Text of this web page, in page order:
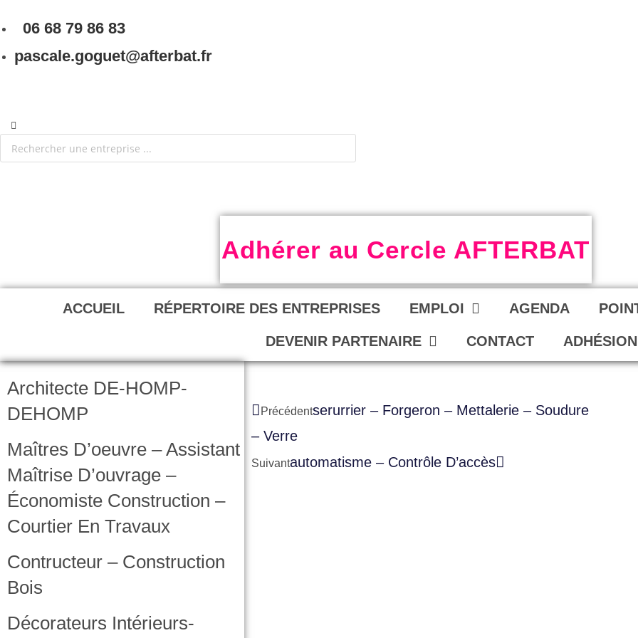
06 68 79 86 83
pascale.goguet@afterbat.fr
Adhérer au Cercle AFTERBAT
ACCUEIL RÉPERTOIRE DES ENTREPRISES EMPLOI AGENDA
DEVENIR PARTENAIRE CONTACT ADHÉSION
Architecte DE-HOMP-
DEHOMP
Maîtres D’oeuvre – Assistant
Maîtrise D’ouvrage –
Économiste Construction –
Courtier En Travaux
Contructeur – Construction
Bois
Décorateurs Intérieurs-
PrécédentSerurrier – Forgeron – Mettalerie – Soudure
– Verre
SuivantAutomatisme – Contrôle D’accès